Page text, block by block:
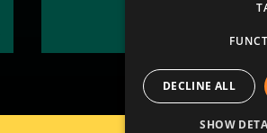
DECLINE ALL
SHOW